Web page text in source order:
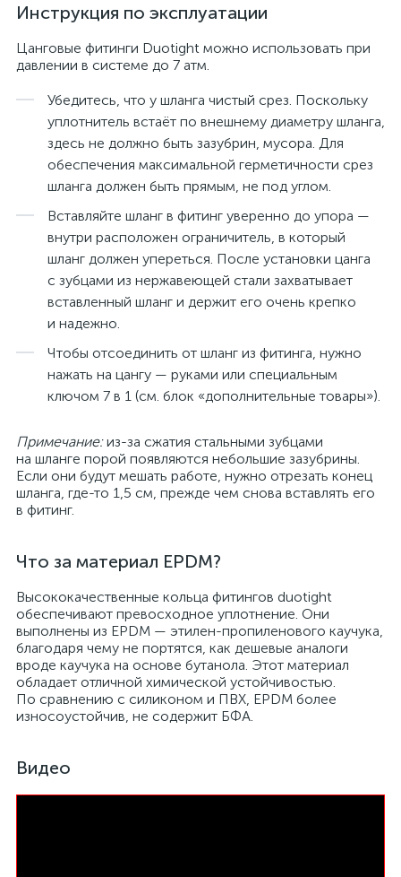
Инструкция по эксплуатации
Цанговые фитинги Duotight можно использовать при
давлении в системе до 7 атм.
Убедитесь, что у шланга чистый срез. Поскольку
уплотнитель встаёт по внешнему диаметру шланга,
здесь не должно быть зазубрин, мусора. Для
обеспечения максимальной герметичности срез
шланга должен быть прямым, не под углом.
Вставляйте шланг в фитинг уверенно до упора —
внутри расположен ограничитель, в который
шланг должен упереться. После установки цанга
с зубцами из нержавеющей стали захватывает
вставленный шланг и держит его очень крепко
и надежно.
Чтобы отсоединить от шланг из фитинга, нужно
нажать на цангу — руками или специальным
ключом 7 в 1 (см. блок «дополнительные товары»).
Примечание:из-за сжатия стальными зубцами
на шланге порой появляются небольшие зазубрины.
Если они будут мешать работе, нужно отрезать конец
шланга, где-то 1,5 см, прежде чем снова вставлять его
в фитинг.
Что за материал EPDM?
Высококачественные кольца фитингов duotight
обеспечивают превосходное уплотнение. Они
выполнены из EPDM — этилен-пропиленового каучука,
благодаря чему не портятся, как дешевые аналоги
вроде каучука на основе бутанола. Этот материал
обладает отличной химической устойчивостью.
По сравнению с силиконом и ПВХ, EPDM более
износоустойчив, не содержит БФА.
Видео